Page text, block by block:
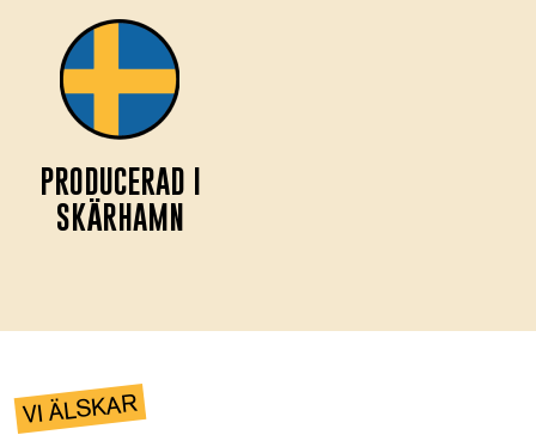
PRODUCERAD I
SKÄRHAMN
VI ÄLSKAR